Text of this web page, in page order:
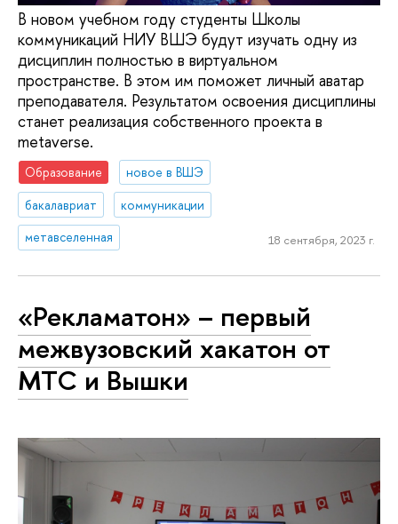
В новом учебном году студенты Школы
коммуникаций НИУ ВШЭ будут изучать одну из
дисциплин полностью в виртуальном
пространстве. В этом им поможет личный аватар
преподавателя. Результатом освоения дисциплины
станет реализация собственного проекта в
metaverse.
Образование
новое в ВШЭ
бакалавриат
коммуникации
метавселенная
18 сентября, 2023 г.
«Рекламатон» – первый
межвузовский хакатон от
МТС и Вышки